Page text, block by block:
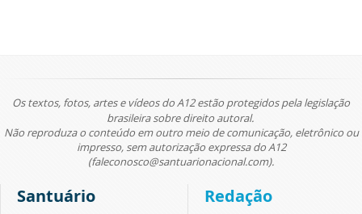
Os textos, fotos, artes e vídeos do A12 estão protegidos pela legislação
brasileira sobre direito autoral.
Não reproduza o conteúdo em outro meio de comunicação, eletrônico ou
impresso, sem autorização expressa do A12
(faleconosco@santuarionacional.com).
Santuário Redação